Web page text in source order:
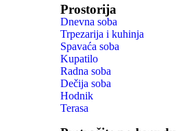
Prostorija
Dnevna soba
Trpezarija i kuhinja
Spavaća soba
Kupatilo
Radna soba
Dečija soba
Hodnik
Terasa